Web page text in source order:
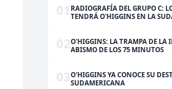
01 RADIOGRAFÍA DEL GRUPO C:
TENDRÁ O'HIGGINS EN LA
02O'HIGGINS: LA TRAMPA DE LA
ABISMO DE LOS 75 MINUTOS
03O'HIGGINS YA CONOCE SU
SUDAMERICANA